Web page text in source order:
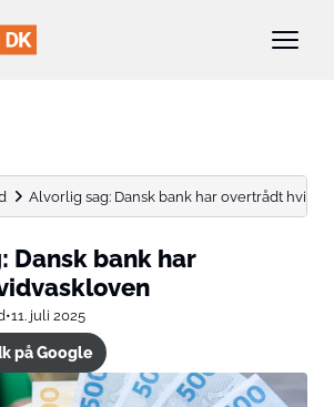
Alvorlig sag: Dansk bank har overtrådt
Dansk bank har
•11. juli 2025
på Google